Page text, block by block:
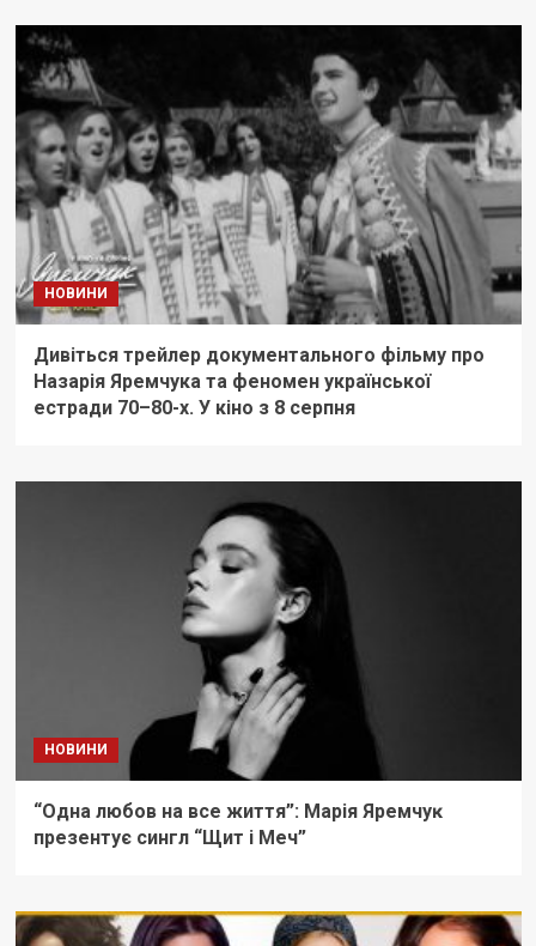
НОВИНИ
Дивіться трейлер документального фільму про
Назарія Яремчука та феномен української
естради 70–80-х. У кіно з 8 серпня
НОВИНИ
“Одна любов на все життя”: Марія Яремчуĸ
презентує сингл “Щит і Меч”